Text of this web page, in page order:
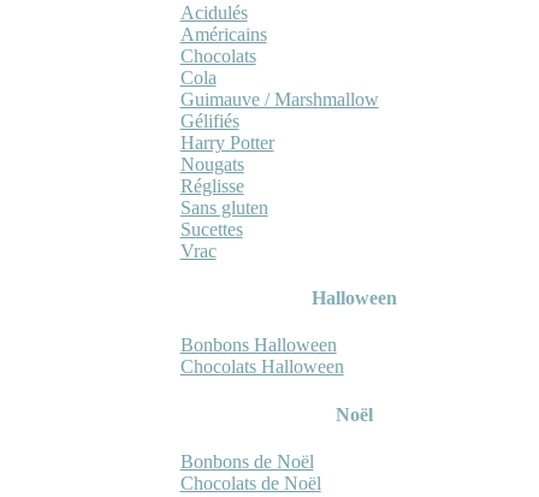
Acidulés
Américains
Chocolats
Cola
Guimauve / Marshmallow
Gélifiés
Harry Potter
Nougats
Réglisse
Sans gluten
Sucettes
Vrac
Halloween
Bonbons Halloween
Chocolats Halloween
Noël
Bonbons de Noël
Chocolats de Noël